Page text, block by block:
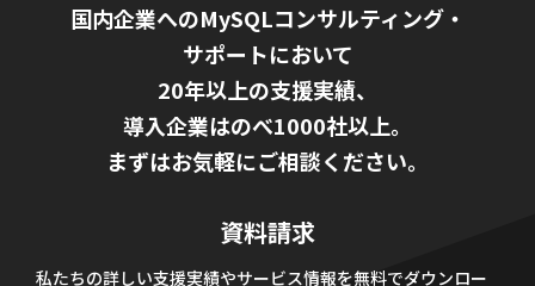
国内企業へのMySQLコンサルティング・
サポートにおいて
20年以上の支援実績、
導入企業はのべ1000社以上。
まずはお気軽にご相談ください。
資料請求
私たちの詳しい支援実績やサービス情報を無料でダウンロー